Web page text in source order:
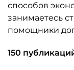
способов
занимаетесь
помощники
150